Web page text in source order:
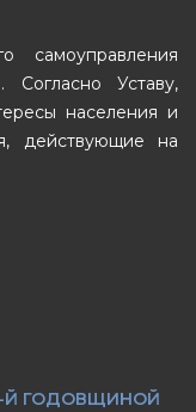
самоуправления
Согласно Уставу,
населения и
действующие на
Й ГОДОВЩИНОЙ